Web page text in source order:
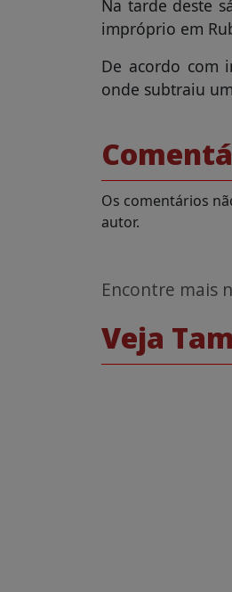
Na tarde deste
impróprio em
De acordo com
onde subtraiu
Os comentários
autor.
Encontre mais
Veja